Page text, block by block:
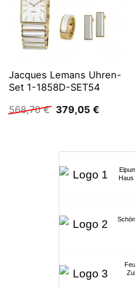
Jacques Lemans Uhren-
Set 1-1858D-SET54
568,70€ Ursprünglicher
Preis
379,05 €